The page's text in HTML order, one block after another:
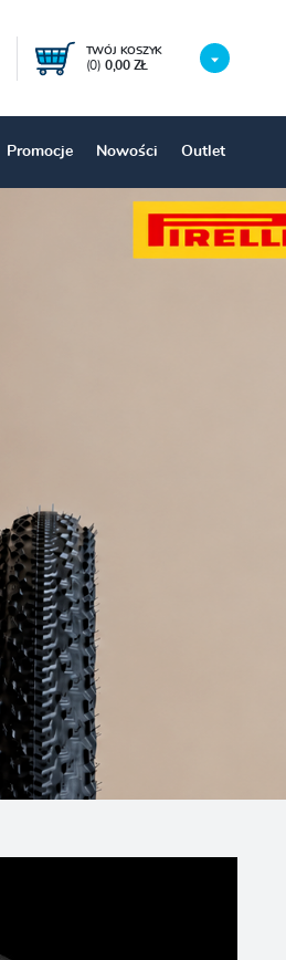
TWÓJ KOSZYK
(0) 0,00 ZŁ
Promocje Nowości Outlet